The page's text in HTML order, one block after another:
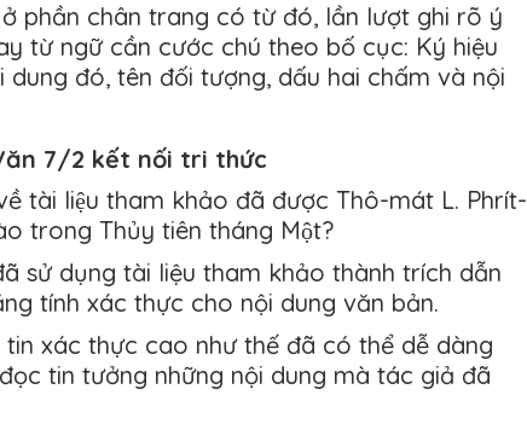
phần chân trang có từ đó, lần lượt ghi rõ ý
từ ngữ cần cước chú theo bố cục: Ký hiệu
dung đó, tên đối tượng, dấu hai chấm và nội
7/2 kết nối tri thức
tài liệu tham khảo đã được Thô-mát L. Phrít-
trong Thủy tiên tháng Một?
sử dụng tài liệu tham khảo thành trích dẫn
tính xác thực cho nội dung văn bản.
tin xác thực cao như thế đã có thể dễ dàng
tin tưởng những nội dung mà tác giả đã